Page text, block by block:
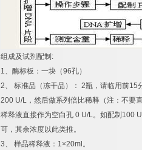
组成及试剂配制 :
1、酶标板：一块（96孔）
2、 标准品（冻干品）： 2瓶，请临用前15
200 U/L ，然后做系列倍比稀释（注：不要
稀释液直接作为空白孔 0 U/L。如配制 100
可，其余浓度以此类推。
3、 样品稀释液： 1×20ml 。